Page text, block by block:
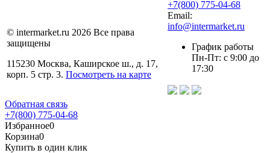
© intermarket.ru 2026 Все права
защищены
115230 Москва, Каширское ш., д. 17,
корп. 5 стр. 3. Посмотреть на карте
+7(800) 775-04-68
Email:
info@intermarket.ru
График работы
Пн-Пт: с 9:00 до
17:30
Обратная связь
+7(800) 775-04-68
Избранное0
Корзина0
Купить в один клик